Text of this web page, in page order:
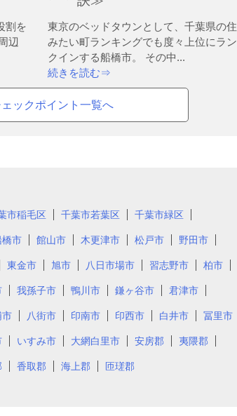
割を
辺
東京のベッドタウンとして、千葉県の住
みたい町ランキングでも度々上位にラン
クインする船橋市。 その中...
続きを読む⇒
ックポイント一覧へ
市稲毛区 千葉市若葉区 千葉市緑区
橋市 館山市 木更津市 松戸市 野田市
東金市 旭市 八日市場市 習志野市 柏市
我孫子市 鴨川市 鎌ヶ谷市 君津市
市 八街市 印南市 印西市 白井市 冨里市
いすみ市 大網白里市 安房郡 夷隈郡
香取郡 海上郡 匝瑳郡